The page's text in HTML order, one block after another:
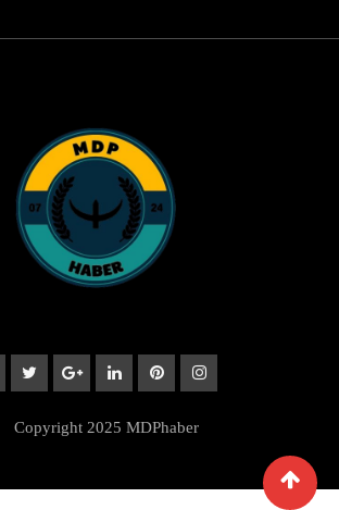
© Copyright 2025 MDPhaber